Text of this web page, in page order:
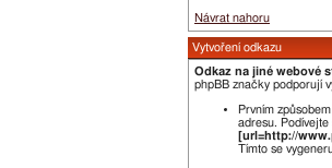
Návrat nahoru
Vytvoření odkazu
Odkaz na jiné webové
phpBB značky podporují
Prvním
adresu.
[url=http://
Tímto se